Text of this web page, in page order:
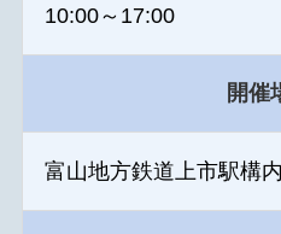
10:00～17:00
開催
富山地方鉄道上市駅構内